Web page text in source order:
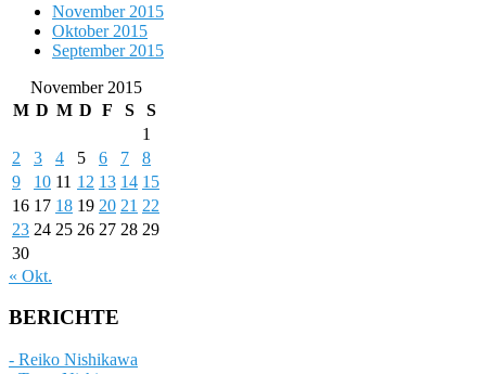
November 2015
Oktober 2015
September 2015
November 2015
M D M D F S
S
1
2
3 4 5 6 7
8
9
10 11 12 13 14 15
16 17 18 19 20 21 22
23 24 25 26 27 28 29
30
« Okt.
BERICHTE
- Reiko Nishikawa